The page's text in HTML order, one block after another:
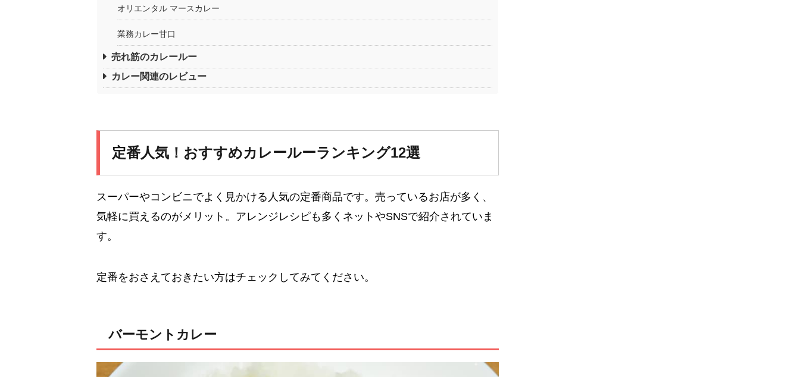
オリエンタル マースカレー
業務カレー甘口
売れ筋のカレールー
カレー関連のレビュー
定番人気！おすすめカレールーランキング12選
スーパーやコンビニでよく見かける人気の定番商品です。売っているお店が多く、
気軽に買えるのがメリット。アレンジレシピも多くネットやSNSで紹介されていま
す。
定番をおさえておきたい方はチェックしてみてください。
バーモントカレー